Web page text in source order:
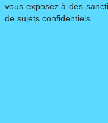
vous exposez à des
de sujets confidentiels.